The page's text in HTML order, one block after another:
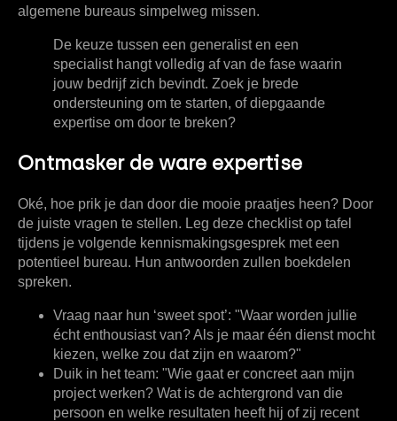
algemene bureaus simpelweg missen.
De keuze tussen een generalist en een
specialist hangt volledig af van de fase waarin
jouw bedrijf zich bevindt. Zoek je brede
ondersteuning om te starten, of diepgaande
expertise om door te breken?
Ontmasker de ware expertise
Oké, hoe prik je dan door die mooie praatjes heen? Door
de juiste vragen te stellen. Leg deze checklist op tafel
tijdens je volgende kennismakingsgesprek met een
potentieel bureau. Hun antwoorden zullen boekdelen
spreken.
Vraag naar hun ‘sweet spot’: "Waar worden jullie
écht enthousiast van? Als je maar één dienst mocht
kiezen, welke zou dat zijn en waarom?"
Duik in het team: "Wie gaat er concreet aan mijn
project werken? Wat is de achtergrond van die
persoon en welke resultaten heeft hij of zij recent